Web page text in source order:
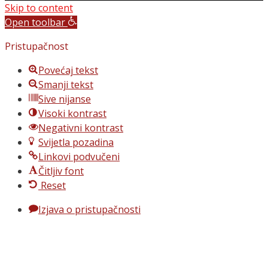
Skip to content
Open toolbar
Pristupačnost
Povećaj tekst
Smanji tekst
Sive nijanse
Visoki kontrast
Negativni kontrast
Svijetla pozadina
Linkovi podvučeni
Čitljiv font
Reset
Izjava o pristupačnosti